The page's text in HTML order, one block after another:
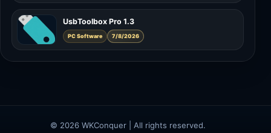
UsbToolbox Pro 1.3
PC Software 7/8/2026
© 2026 WKConquer | All rights reserved.